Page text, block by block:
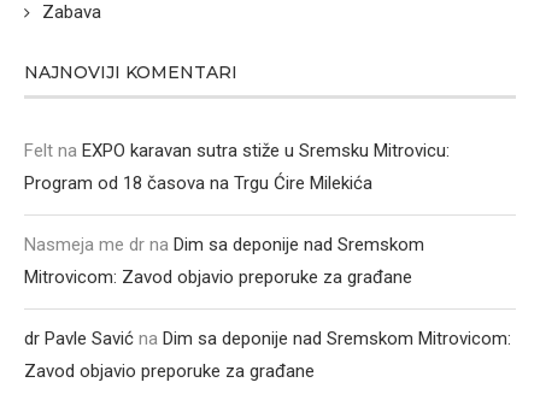
Zabava
NAJNOVIJI KOMENTARI
Felt na EXPO karavan sutra stiže u Sremsku Mitrovicu:
Program od 18 časova na Trgu Ćire Milekića
Nasmeja me dr na Dim sa deponije nad Sremskom
Mitrovicom: Zavod objavio preporuke za građane
dr Pavle Savić na Dim sa deponije nad Sremskom Mitrovicom:
Zavod objavio preporuke za građane